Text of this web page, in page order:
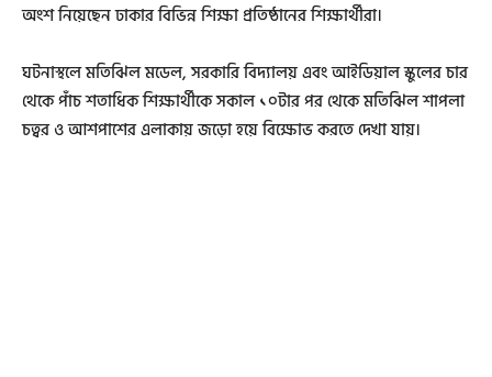
অংশ নিয়েছেন ঢাকার বিভিন্ন শিক্ষা প্রতিষ্ঠানের শিক্ষার্থীরা।
ঘটনাস্থলে মতিঝিল মডেল, সরকারি বিদ্যালয় এবং আইডিয়াল স্কুলের চার
থেকে পাঁচ শতাধিক শিক্ষার্থীকে সকাল ১০টার পর থেকে মতিঝিল শাপলা
চত্বর ও আশপাশের এলাকায় জড়ো হয়ে বিক্ষোভ করতে দেখা যায়।